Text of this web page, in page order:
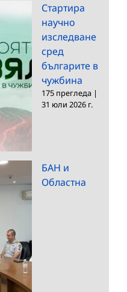
Стартира
научно
изследване
сред
българите в
чужбина
175 прегледа |
31 юли 2026 г.
БАН и
Областна